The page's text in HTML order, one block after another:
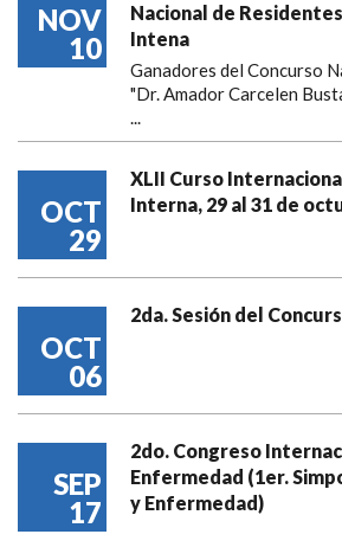
NOV
10
Nacional de
Intena
Ganadores del Concurso
"Dr. Amador Carcelen
...
OCT
29
XLII Curso
Interna, 29 al 31 de
OCT
06
2da. Sesión del
SEP
17
2do. Congreso
Enfermedad (1er.
y Enfermedad)